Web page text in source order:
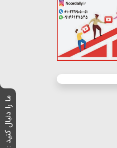
ما را دنبال کنید :